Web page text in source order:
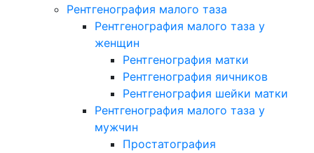
Рентгенография малого таза
Рентгенография малого таза у
женщин
Рентгенография матки
Рентгенография яичников
Рентгенография шейки матки
Рентгенография малого таза у
мужчин
Простатография